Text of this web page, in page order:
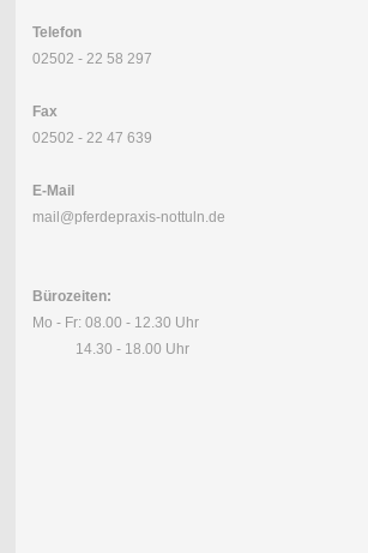
Telefon
02502 - 22 58 297
Fax
02502 - 22 47 639
E-Mail
mail@pferdepraxis-nottuln.de
Bürozeiten:
Mo - Fr: 08.00 - 12.30 Uhr
14.30 - 18.00 Uhr